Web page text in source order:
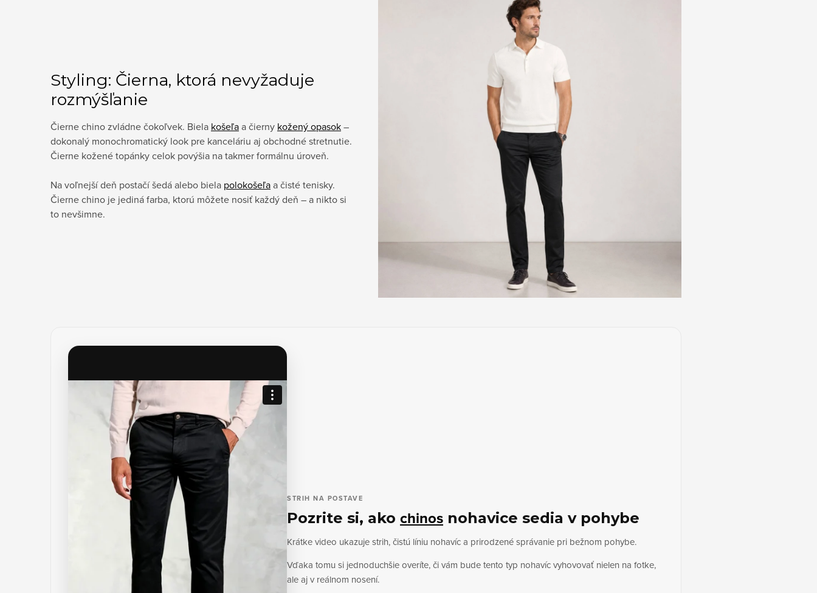
Styling: Čierna, ktorá nevyžaduje
rozmýšľanie
Čierne chino zvládne čokoľvek. Biela košeľaa čierny kožený opasok–
dokonalý monochromatický look pre kanceláriu aj obchodné stretnutie.
Čierne kožené topánky celok povýšia na takmer formálnu úroveň.
Na voľnejší deň postačí šedá alebo biela polokošeľaa čisté tenisky.
Čierne chino je jediná farba, ktorú môžete nosiť každý deň – a nikto si
to nevšimne.
STRIH NA POSTAVE
Pozrite si, ako chinos nohavice sedia v pohybe
Krátke video ukazuje strih, čistú líniu nohavíc a prirodzené správanie pri bežnom pohybe.
Vďaka tomu si jednoduchšie overíte, či vám bude tento typ nohavíc vyhovovať nielen na fotke,
ale aj v reálnom nosení.